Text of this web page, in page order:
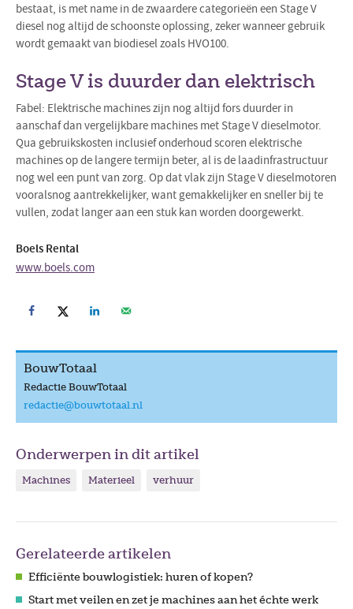
bestaat, is met name in de zwaardere categorieën een Stage V
diesel nog altijd de schoonste oplossing, zeker wanneer gebruik
wordt gemaakt van biodiesel zoals HVO100.
Stage V is duurder dan elektrisch
Fabel: Elektrische machines zijn nog altijd fors duurder in
aanschaf dan vergelijkbare machines met Stage V dieselmotor.
Qua gebruikskosten inclusief onderhoud scoren elektrische
machines op de langere termijn beter, al is de laadinfrastructuur
nog wel een punt van zorg. Op dat vlak zijn Stage V dieselmotoren
vooralsnog aantrekkelijker, want gemakkelijker en sneller bij te
vullen, zodat langer aan een stuk kan worden doorgewerkt.
Boels Rental
www.boels.com
BouwTotaal
Redactie BouwTotaal
redactie@bouwtotaal.nl
Onderwerpen in dit artikel
Machines Materieel verhuur
Gerelateerde artikelen
Efficiënte bouwlogistiek: huren of kopen?
Start met veilen en zet je machines aan het échte werk